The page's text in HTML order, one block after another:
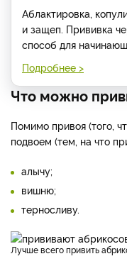
Аблактировка,
и защеп. Прививка
способ для
Подробнее >
Что можно
Помимо привоя (того,
подвоем (тем, на что
алычу;
вишню;
терносливу.
Лучше всего привить